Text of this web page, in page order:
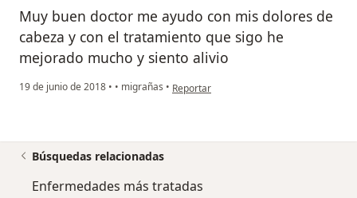
Muy buen doctor me ayudo con mis dolores de
cabeza y con el tratamiento que sigo he
mejorado mucho y siento alivio
19 de junio de 2018 • • migrañas • en opinión del usuario Cuenta eliminada
Reportar
Búsquedas relacionadas
Enfermedades más tratadas